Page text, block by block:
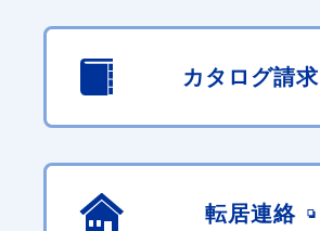
カタログ請求
転居連絡